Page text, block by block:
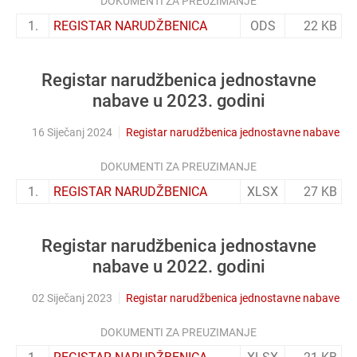
1. REGISTAR NARUDŽBENICA ODS 22 KB
Registar narudžbenica jednostavne
nabave u 2023. godini
16 Siječanj 2024 Registar narudžbenica jednostavne nabave
DOKUMENTI ZA PREUZIMANJE
1. REGISTAR NARUDŽBENICA XLSX 27 KB
Registar narudžbenica jednostavne
nabave u 2022. godini
02 Siječanj 2023 Registar narudžbenica jednostavne nabave
DOKUMENTI ZA PREUZIMANJE